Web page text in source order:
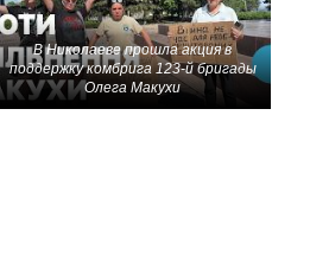
В Николаеве прошла акция в
поддержку комбрига 123-й бригады
Олега Макухи